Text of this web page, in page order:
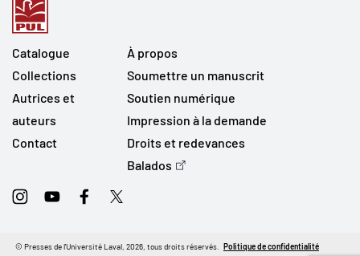
Catalogue
Collections
Autrices et
auteurs
Contact
À propos
Soumettre un manuscrit
Soutien numérique
Impression à la demande
Droits et redevances
Balados
InstagramYoutubeFacebookTwitter
© Presses de l'Université Laval, 2026, tous droits réservés. Politique de confidentialité